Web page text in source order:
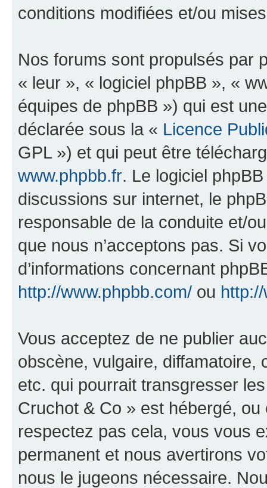
conditions modifiées et/ou
Nos forums sont propulsés par
« leur », « logiciel phpBB », «
équipes de phpBB ») qui est
déclarée sous la « Licence
GPL ») et qui peut être
www.phpbb.fr. Le logiciel
discussions sur internet, le
responsable de la conduite et/
que nous n’acceptons pas. Si
d’informations concernant
http://www.phpbb.com/ ou
Vous acceptez de ne publier
obscène, vulgaire, diffamatoire,
etc. qui pourrait transgresser
Cruchot & Co » est hébergé,
respectez pas cela, vous vous
permanent et nous avertirons
nous le jugeons nécessaire.